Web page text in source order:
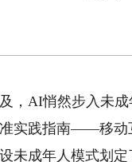
AI悄然步入未成
实践指南——移动
未成年人模式划